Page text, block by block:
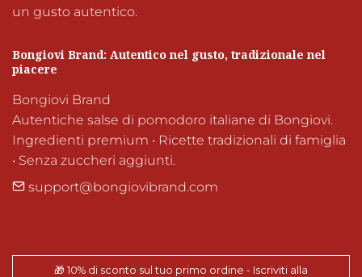
un gusto autentico.
Bongiovi Brand: Autentico nel gusto, tradizionale nel
piacere
Bongiovi Brand
Autentiche salse di pomodoro italiane di Bongiovi.
Ingredienti premium • Ricette tradizionali di famiglia
• Senza zuccheri aggiunti.
support@bongiovibrand.com
🎁 10% di sconto sul tuo primo ordine - Iscriviti alla